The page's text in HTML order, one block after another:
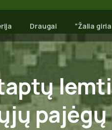
Draugai “Žalia
pajėgų